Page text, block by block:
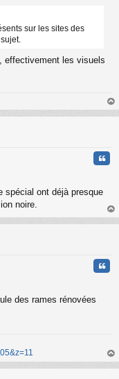
sur les sites des
effectivement les visuels
au
spécial ont déjà presque
noire.
au
des rames rénovées
au